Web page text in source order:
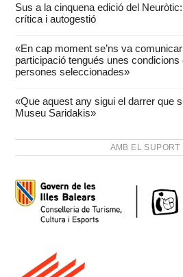
Sus a la cinquena edició del
crítica i autogestió
«En cap moment se’ns va
participació tengués unes
persones seleccionades»
«Que aquest any sigui el darrer que
Museu Saridakis»
AMB EL SUPORT